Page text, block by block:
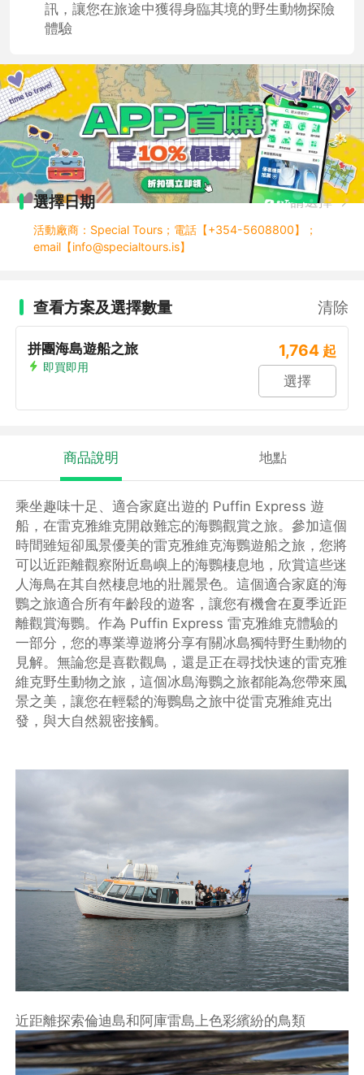
訊，讓您在旅途中獲得身臨其境的野生動物探險
體驗
選擇日期 請選擇
活動廠商：Special Tours；電話【+354-5608800】；
email【info@specialtours.is】
查看方案及選擇數量 清除
拼團海島遊船之旅
即買即用
1,764 起
選擇
商品說明 地點
乘坐趣味十足、適合家庭出遊的 Puffin Express 遊
船，在雷克雅維克開啟難忘的海鸚觀賞之旅。參加這個
時間雖短卻風景優美的雷克雅維克海鸚遊船之旅，您將
可以近距離觀察附近島嶼上的海鸚棲息地，欣賞這些迷
人海鳥在其自然棲息地的壯麗景色。這個適合家庭的海
鸚之旅適合所有年齡段的遊客，讓您有機會在夏季近距
離觀賞海鸚。作為 Puffin Express 雷克雅維克體驗的
一部分，您的專業導遊將分享有關冰島獨特野生動物的
見解。無論您是喜歡觀鳥，還是正在尋找快速的雷克雅
維克野生動物之旅，這個冰島海鸚之旅都能為您帶來風
景之美，讓您在輕鬆的海鸚島之旅中從雷克雅維克出
發，與大自然親密接觸。
近距離探索倫迪島和阿庫雷島上色彩繽紛的鳥類